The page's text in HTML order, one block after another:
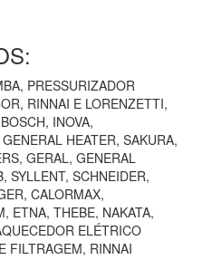
PRESSURIZADOR
RINNAI E LORENZETTI,
INOVA,
HEATER, SAKURA,
GERAL, GENERAL
SYLLENT, SCHNEIDER,
CALORMAX,
ETNA, THEBE, NAKATA,
ELÉTRICO
FILTRAGEM, RINNAI